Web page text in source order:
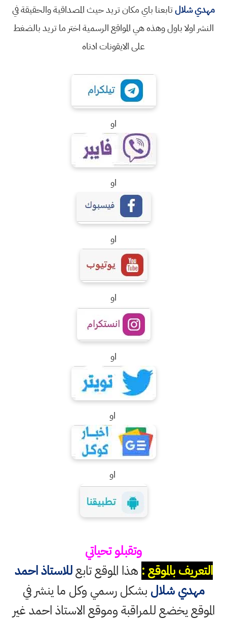
مهدي شلالتابعنا باي مكان تريد حيث المصداقية والحقيقة في
النشر اولا باول وهذه هي المواقع الرسمية اختر ما تريد بالضغط
على الايقونات ادناه
او
او
او
او
او
او
او
وتقبلو تحياتي
التعريف بالموقع : هذا الموقع تابعللاستاذ احمد
مهدي شلال بشكل رسمي وكل ما ينشر في
الموقع يخضع للمراقبة وموقع الاستاذ احمد غير